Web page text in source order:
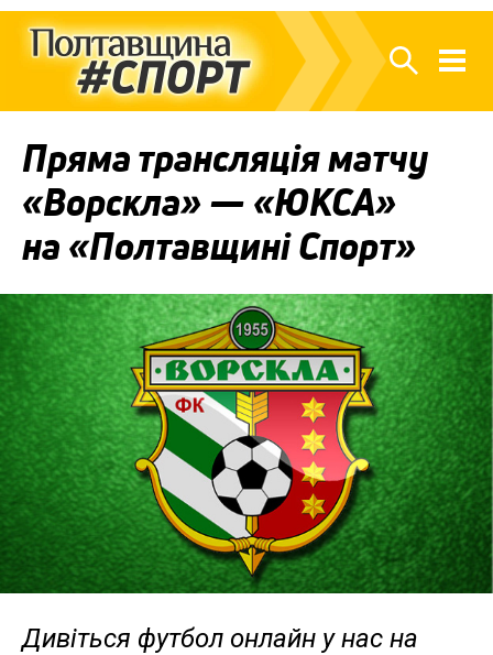
Пряма трансляція матчу
«Ворскла» — «ЮКСА»
на «Полтавщині Спорт»
Дивіться футбол онлайн у нас на